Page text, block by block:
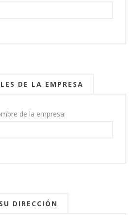
DE LA EMPRESA
de la empresa:
SU DIRECCIÓN